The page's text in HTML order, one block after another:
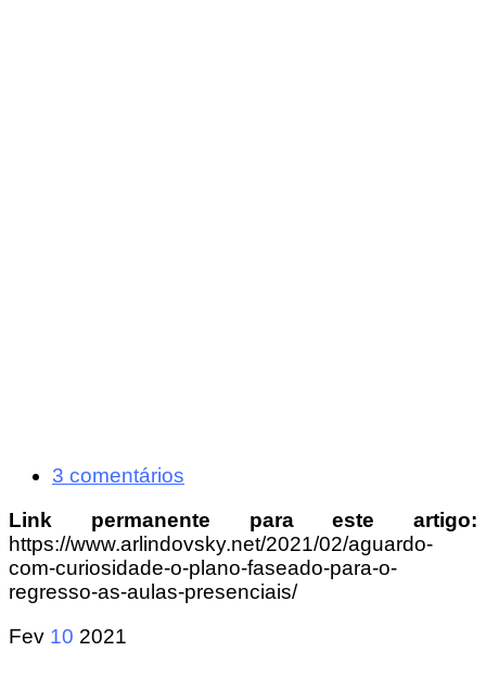
3 comentários
Link permanente para este artigo:
https://www.arlindovsky.net/2021/02/aguardo-
com-curiosidade-o-plano-faseado-para-o-
regresso-as-aulas-presenciais/
Fev 10 2021